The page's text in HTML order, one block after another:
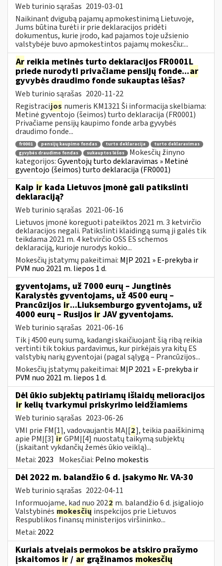
Web turinio sąrašas 2019-03-01
Naikinant dvigubą pajamų apmokestinimą Lietuvoje,
Jums būtina turėti ir prie deklaracijos pridėti
dokumentus, kurie įrodo, kad pajamos toje užsienio
valstybėje buvo apmokestintos pajamų mokesčiu:...
Ar reikia metinės turto deklaracijos FR0001L
priede nurodyti privačiame pensijų fonde...ar
gyvybės draudimo fonde sukauptas lėšas?
Web turinio sąrašas 2020-11-22
Registracijos numeris KM1321 Ši informacija skelbiama:
Metinė gyventojo (šeimos) turto deklaracija (FR0001)
Privačiame pensijų kaupimo fonde arba gyvybės
draudimo fonde...
fr0001 pensijų kaupimo fondas turto deklaracija
turto deklaravimas
gyvybės draudimo fondas
sukauptos lėšos
Mokesčių žinyno
kategorijos:Gyventojų turto deklaravimas » Metinė
gyventojo (šeimos) turto deklaracija (FR0001)
Kaip ir kada Lietuvos įmonė gali patikslinti
deklaraciją?
Web turinio sąrašas 2021-06-16
Lietuvos įmonė koreguoti pateiktos 2021 m. 3 ketvirčio
deklaracijos negali. Patikslinti klaidingą sumą ji galės tik
teikdama 2021 m. 4 ketvirčio OSS ES schemos
deklaraciją, kurioje nurodys kokio...
Mokesčių įstatymų pakeitimai: MĮP 2021 » E-prekyba ir
PVM nuo 2021 m. liepos 1 d.
gyventojams, už 7000 eurų – Jungtinės
Karalystės gyventojams, už 4500 eurų –
Prancūzijos ir...Liuksemburgo gyventojams, už
4000 eurų – Rusijos ir JAV gyventojams.
Web turinio sąrašas 2021-06-16
Tik į 4500 eurų sumą, kadangi skaičiuojant šią ribą reikia
vertinti tik tokius pardavimus, kur pirkėjais yra kitų ES
valstybių narių gyventojai (pagal sąlygą – Prancūzijos...
Mokesčių įstatymų pakeitimai: MĮP 2021 » E-prekyba ir
PVM nuo 2021 m. liepos 1 d.
Dėl ūkio subjektų patiriamų išlaidų melioracijos
ir kelių tvarkymui priskyrimo leidžiamiems
Web turinio sąrašas 2023-06-26
VMI prie FM[1], vadovaujantis MAĮ[2], teikia paaiškinimą
apie PMĮ[3]irGPMĮ[4] nuostatų taikymą subjektų
(įskaitant vykdančių žemės ūkio veiklą)...
Metai: 2023 Mokesčiai: Pelno mokestis
Dėl 2022 m. balandžio 6 d. įsakymo Nr. VA-30
Web turinio sąrašas 2022-04-11
Informuojame, kad nuo 2022 m. balandžio 6 d. įsigaliojo
Valstybinės mokesčių inspekcijos prie Lietuvos
Respublikos finansų ministerijos viršininko...
Metai: 2022
Kuriais atvejais permokos be atskiro prašymo
įskaitomos ir / ar grąžinamos mokesčių